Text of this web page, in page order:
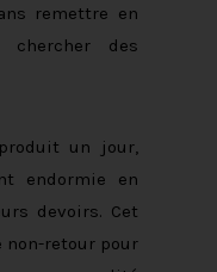
remettre en
des
un jour,
endormie en
devoirs. Cet
non-retour pour